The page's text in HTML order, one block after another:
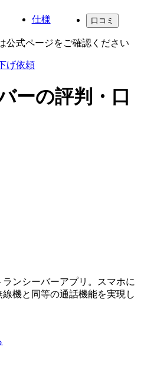
仕様 口コミ
公式ページをご確認ください
げ依頼
ーの評判・口
ンシーバーアプリ。スマホに
機と同等の通話機能を実現し